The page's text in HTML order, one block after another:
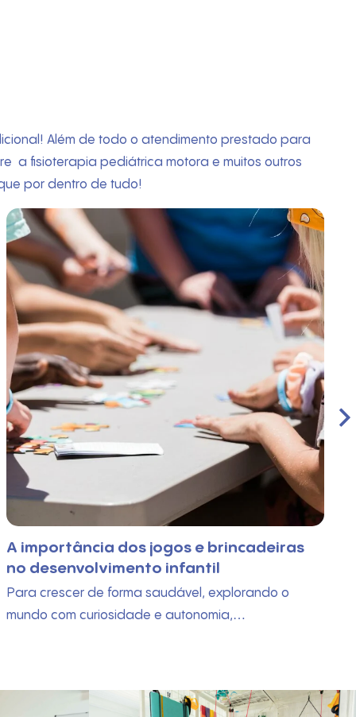
Além de todo o atendimento prestado para
a fisioterapia pediátrica motora e muitos outros
por dentro de tudo!
A importância dos jogos e brincadeiras
no desenvolvimento infantil
Para crescer de forma saudável, explorando o
mundo com curiosidade e autonomia,…